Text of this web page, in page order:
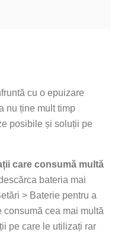
cu o epuizare
nu ține mult timp
posibile și soluții pe
care consumă multă
bateria mai
> Baterie pentru a
cea mai multă
pe care le utilizați rar